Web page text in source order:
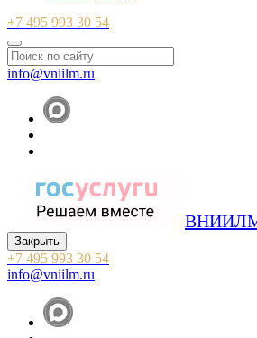
+7 495 993 30 54
info@vniilm.ru
ВНИИЛМ
Закрыть
+7 495 993 30 54
info@vniilm.ru